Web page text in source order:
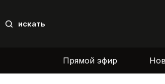
искать
Прямой эфир